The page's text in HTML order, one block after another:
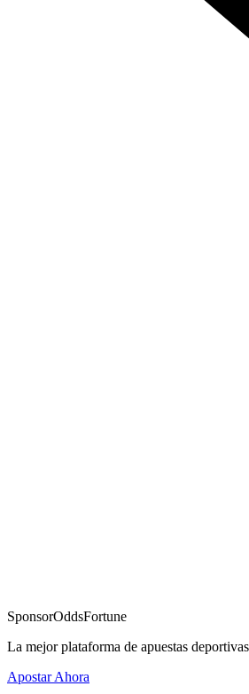
SponsorOddsFortune
La mejor plataforma de apuestas
Apostar Ahora